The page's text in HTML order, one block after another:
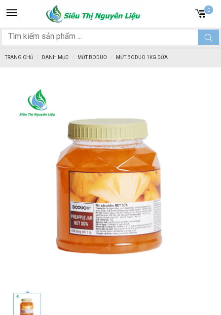
Toggle
navigation
0
TRANG CHỦ DANH MỤC MỨT BODUO MỨT BODUO 1KG DỨA